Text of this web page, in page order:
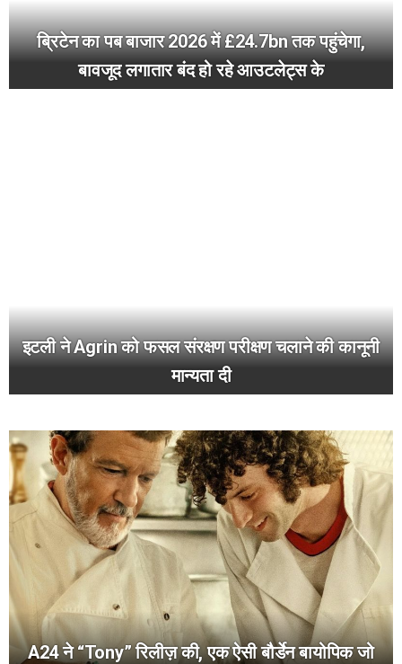
ब्रिटेन का पब बाजार 2026 में £24.7bn तक पहुंचेगा,
बावजूद लगातार बंद हो रहे आउटलेट्स के
इटली ने Agrin को फसल संरक्षण परीक्षण चलाने की कानूनी
मान्यता दी
A24 ने “Tony” रिलीज़ की, एक ऐसी बौर्डेन बायोपिक जो